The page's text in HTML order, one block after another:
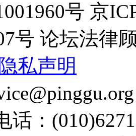
号 京
号 论坛法律
私声明
话：